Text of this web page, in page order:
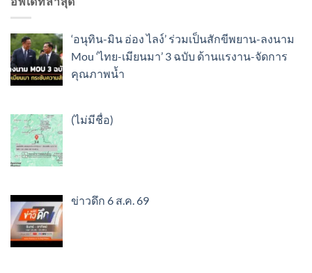
‘อนุทิน-มิน อ่อง ไลง์’ ร่วมเป็นสักขีพยาน-ลงนาม
Mou ‘ไทย-เมียนมา’ 3 ฉบับ ด้านแรงาน-จัดการ
คุณภาพน้ำ
(ไม่มีชื่อ)
ข่าวดึก 6 ส.ค. 69